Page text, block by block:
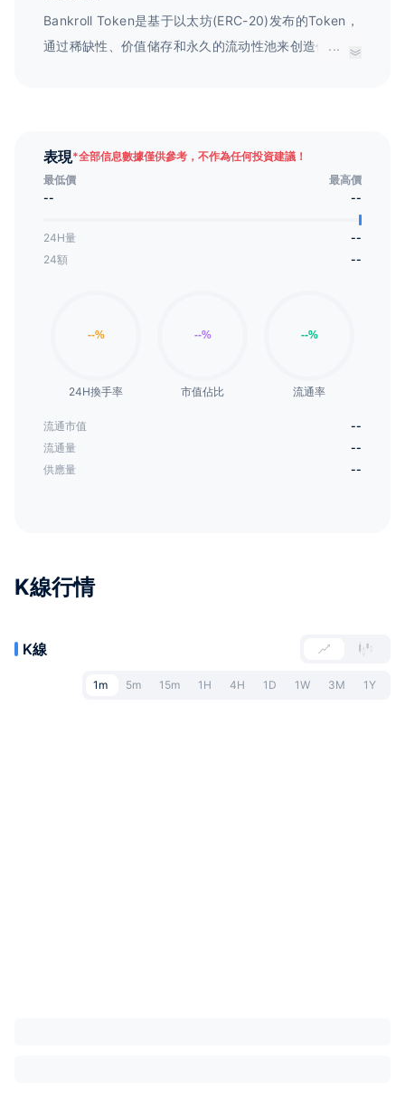
Bankroll Token是基于以太坊(ERC-20)发布的Token，
通过稀缺性、价值储存和永久的流动性池来创造价值，
...
表現*全部信息數據僅供參考，不作為任何投資建議！
最低價
最高價
--
--
24H量
--
24額
--
24H換手率 市值佔比 流通率
流通市值
--
流通量
--
供應量
--
K線行情
K線
1m 5m 15m 1H 4H 1D 1W 3M 1Y